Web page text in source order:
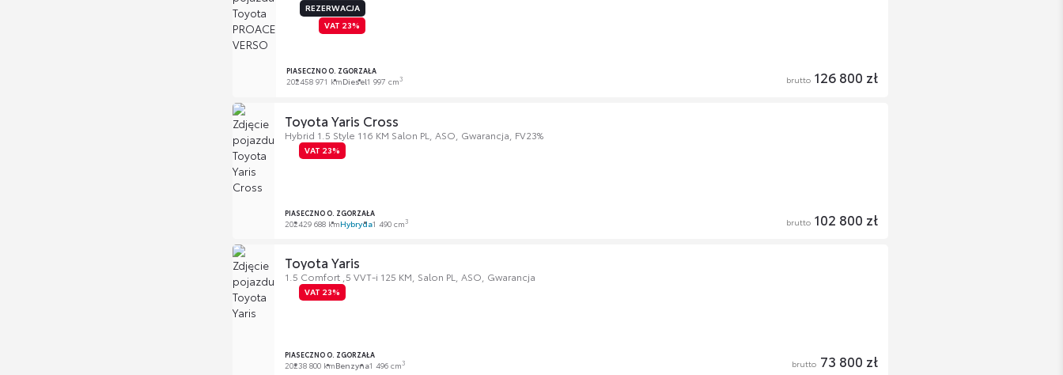
REZERWACJA
VAT 23%
PIASECZNO O. ZGORZAŁA
202458 971 kmDiesel1 997 cm3 brutto 126 800 zł
Toyota Yaris Cross
Hybrid 1.5 Style 116 KM Salon PL, ASO, Gwarancja, FV23%
VAT 23%
PIASECZNO O. ZGORZAŁA
202429 688 kmHybryda1 490 cm3 brutto 102 800 zł
Toyota Yaris
1.5 Comfort ,5 VVT-i 125 KM, Salon PL, ASO, Gwarancja
VAT 23%
PIASECZNO O. ZGORZAŁA
20238 800 kmBenzyna1 496 cm3 brutto 73 800 zł